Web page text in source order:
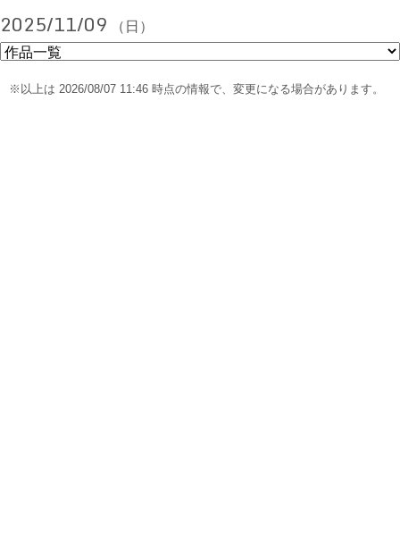
2025/11/09 （日）
※以上は 2026/08/07 11:46 時点の情報で、変更になる場合があります。